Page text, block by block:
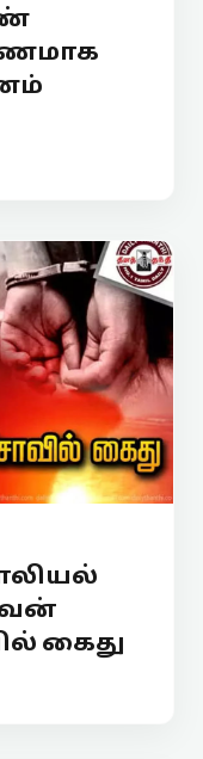
கைது